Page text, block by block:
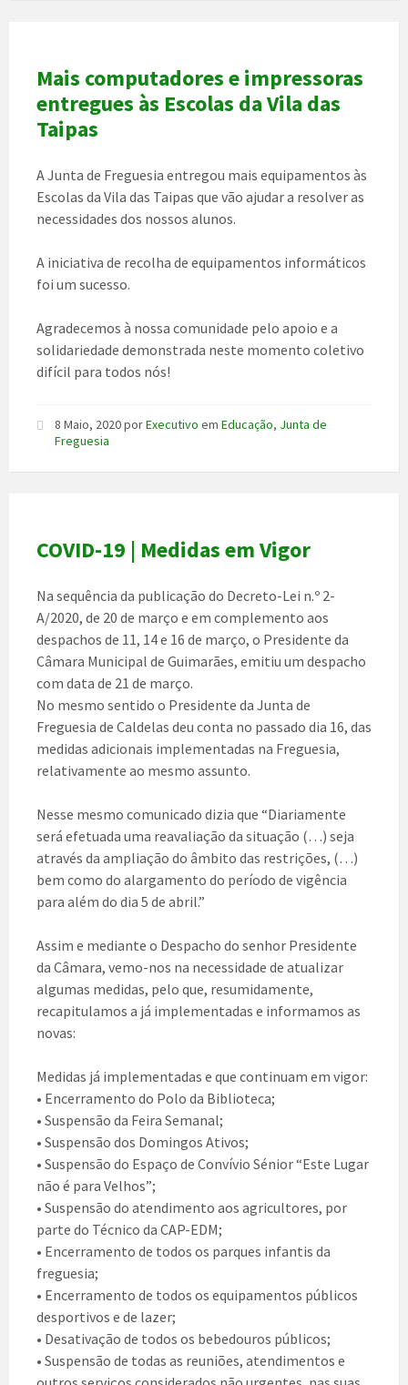
Mais computadores e impressoras
entregues às Escolas da Vila das
Taipas
A Junta de Freguesia entregou mais equipamentos às
Escolas da Vila das Taipas que vão ajudar a resolver as
necessidades dos nossos alunos.
A iniciativa de recolha de equipamentos informáticos
foi um sucesso.
Agradecemos à nossa comunidade pelo apoio e a
solidariedade demonstrada neste momento coletivo
difícil para todos nós!
8 Maio, 2020porExecutivo em Educação, Junta de
Freguesia
COVID-19 | Medidas em Vigor
Na sequência da publicação do Decreto-Lei n.º 2-
A/2020, de 20 de março e em complemento aos
despachos de 11, 14 e 16 de março, o Presidente da
Câmara Municipal de Guimarães, emitiu um despacho
com data de 21 de março.
No mesmo sentido o Presidente da Junta de
Freguesia de Caldelas deu conta no passado dia 16, das
medidas adicionais implementadas na Freguesia,
relativamente ao mesmo assunto.
Nesse mesmo comunicado dizia que “Diariamente
será efetuada uma reavaliação da situação (…) seja
através da ampliação do âmbito das restrições, (…)
bem como do alargamento do período de vigência
para além do dia 5 de abril.”
Assim e mediante o Despacho do senhor Presidente
da Câmara, vemo-nos na necessidade de atualizar
algumas medidas, pelo que, resumidamente,
recapitulamos a já implementadas e informamos as
novas:
Medidas já implementadas e que continuam em vigor:
• Encerramento do Polo da Biblioteca;
• Suspensão da Feira Semanal;
• Suspensão dos Domingos Ativos;
• Suspensão do Espaço de Convívio Sénior “Este Lugar
não é para Velhos”;
• Suspensão do atendimento aos agricultores, por
parte do Técnico da CAP-EDM;
• Encerramento de todos os parques infantis da
freguesia;
• Encerramento de todos os equipamentos públicos
desportivos e de lazer;
• Desativação de todos os bebedouros públicos;
• Suspensão de todas as reuniões, atendimentos e